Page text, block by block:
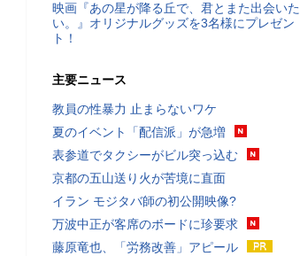
映画『あの星が降る丘で、君とまた出会いた
い。』オリジナルグッズを3名様にプレゼン
ト！
主要ニュース
教員の性暴力 止まらないワケ
夏のイベント「配信派」が急増
表参道でタクシーがビル突っ込む
京都の五山送り火が苦境に直面
イラン モジタバ師の初公開映像?
万波中正が客席のボードに珍要求
藤原竜也、「労務改善」アピール